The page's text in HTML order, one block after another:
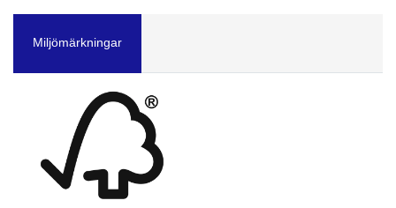
Miljömärkningar